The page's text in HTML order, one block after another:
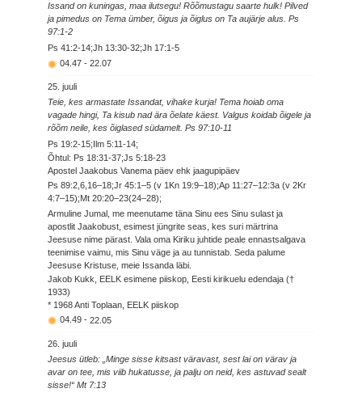
Issand on kuningas, maa ilutsegu! Rõõmustagu saarte hulk! Pilved
ja pimedus on Tema ümber, õigus ja õiglus on Ta aujärje alus. Ps
97:1-2
Ps 41:2-14;Jh 13:30-32;Jh 17:1-5
04.47 - 22.07
25. juuli
Teie, kes armastate Issandat, vihake kurja! Tema hoiab oma
vagade hingi, Ta kisub nad ära õelate käest. Valgus koidab õigele ja
rõõm neile, kes õiglased südamelt. Ps 97:10-11
Ps 19:2-15;Ilm 5:11-14;
Õhtul: Ps 18:31-37;Js 5:18-23
Apostel Jaakobus Vanema päev ehk jaagupipäev
Ps 89:2,6,16–18;Jr 45:1–5 (v 1Kn 19:9–18);Ap 11:27–12:3a (v 2Kr
4:7–15);Mt 20:20–23(24–28);
Armuline Jumal, me meenutame täna Sinu ees Sinu sulast ja
apostlit Jaakobust, esimest jüngrite seas, kes suri märtrina
Jeesuse nime pärast. Vala oma Kiriku juhtide peale ennastsalgava
teenimise vaimu, mis Sinu väge ja au tunnistab. Seda palume
Jeesuse Kristuse, meie Issanda läbi.
Jakob Kukk, EELK esimene piiskop, Eesti kirikuelu edendaja (†
1933)
* 1968 Anti Toplaan, EELK piiskop
04.49 - 22.05
26. juuli
Jeesus ütleb: „Minge sisse kitsast väravast, sest lai on värav ja
avar on tee, mis viib hukatusse, ja palju on neid, kes astuvad sealt
sisse!“ Mt 7:13